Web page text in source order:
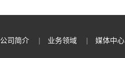
公司简介 | 业务领域 | 媒体中心